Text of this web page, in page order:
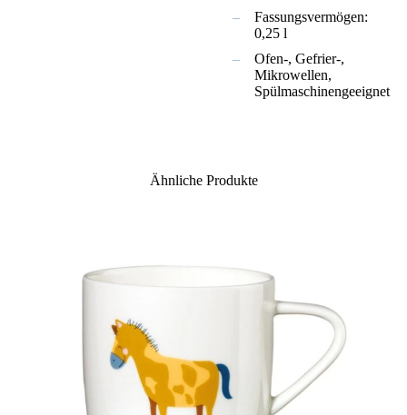
Fassungsvermögen:
0,25 l
Ofen-, Gefrier-,
Mikrowellen,
Spülmaschinengeeignet
Ähnliche Produkte